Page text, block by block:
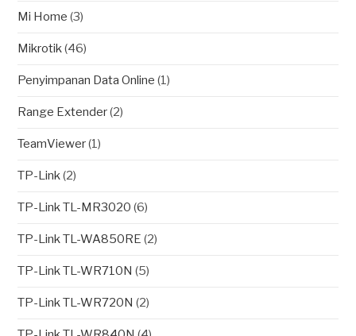
Mi Home (3)
Mikrotik(46)
Penyimpanan Data Online (1)
Range Extender(2)
TeamViewer(1)
TP-Link(2)
TP-Link TL-MR3020 (6)
TP-Link TL-WA850RE (2)
TP-Link TL-WR710N (5)
TP-Link TL-WR720N (2)